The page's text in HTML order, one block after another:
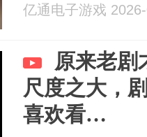
亿通电子游戏
原来老剧
尺度之大，
喜欢看…